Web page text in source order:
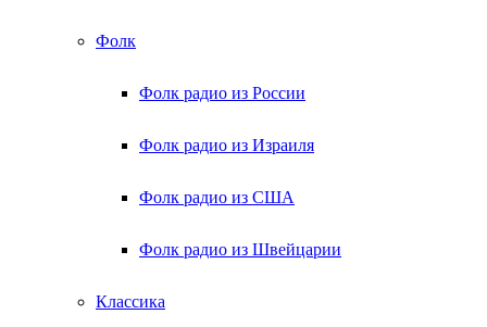
Фолк
Фолк радио из России
Фолк радио из Израиля
Фолк радио из США
Фолк радио из Швейцарии
Классика